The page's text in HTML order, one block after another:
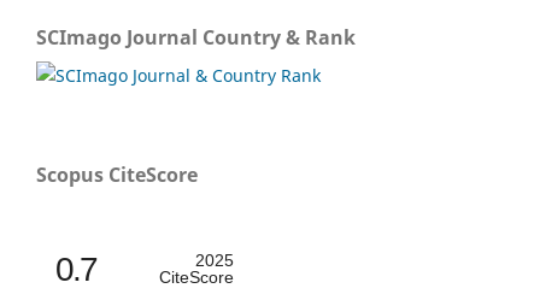
SCImago Journal Country & Rank
Scopus CiteScore
0.7
2025
CiteScore